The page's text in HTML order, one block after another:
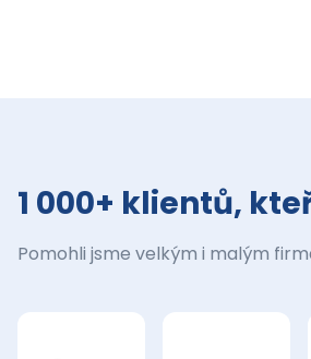
1 000+ klientů,
Pomohli jsme velkým i malým